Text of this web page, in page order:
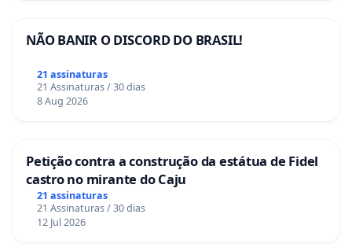
NÃO BANIR O DISCORD DO BRASIL!
21 assinaturas
21 Assinaturas / 30 dias
8 Aug 2026
Petição contra a construção da estátua de Fidel
castro no mirante do Caju
21 assinaturas
21 Assinaturas / 30 dias
12 Jul 2026